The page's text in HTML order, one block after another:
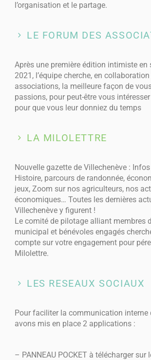
l’organisation et le partage.
LE FORUM DES
Après une première édition intimiste en
2021, l’équipe cherche, en
associations, la meilleure façon de
passions, pour peut-être vous
pour que vous leur donniez du temps
LA MILOLETTRE
Nouvelle gazette de Villechenève :
Histoire, parcours de randonnée,
jeux, Zoom sur nos agriculteurs, nos
économiques… Toutes les dernières
Villechenève y figurent !
Le comité de pilotage alliant membres
municipal et bénévoles engagés
compte sur votre engagement pour
Milolettre.
LES RESEAUX SOCIAUX
Pour faciliter la communication interne
avons mis en place 2 applications :
– PANNEAU POCKET à télécharger sur